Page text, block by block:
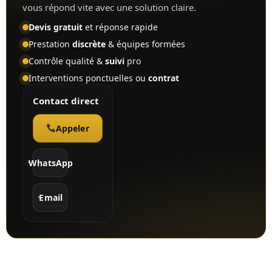
vous répond vite avec une solution claire.
Devis gratuit et réponse rapide
Prestation discrète & équipes formées
Contrôle qualité & suivi pro
Interventions ponctuelles ou contrat
Contact direct
Appeler
WhatsApp
Email